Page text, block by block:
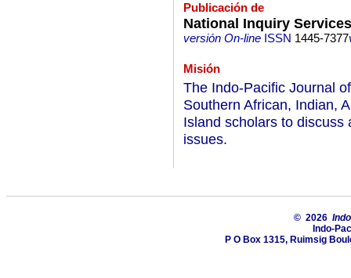
Publicación de
National Inquiry
versión On-lineISSN 1445-7377
Misión
The Indo-Pacific Journal
Southern African, Indian,
Island scholars to discuss
issues.
© 2026
Indo-
P O Box 1315, Ruimsig